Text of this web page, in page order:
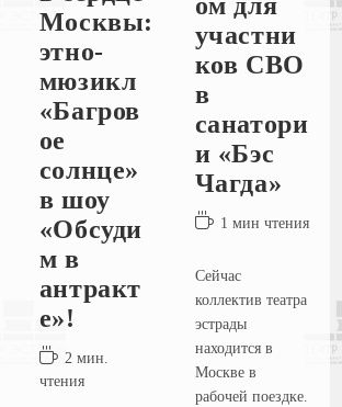
Москвы:
этно-
мюзикл
«Багров
ое
солнце»
в шоу
«Обсуди
м в
антракт
е»!
2 мин.
чтения
участни
ков СВО
в
санатори
и «Бэс
Чагда»
1 мин чтения
Сейчас
коллектив театра
эстрады
находится в
Москве в
рабочей поездке.